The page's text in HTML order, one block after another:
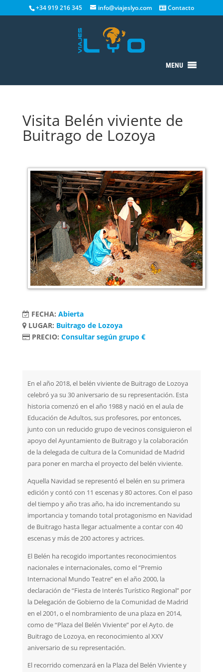
+34 919 216 345 info@viajeslyo.com Contacto
MENU
Visita Belén viviente de
Buitrago de Lozoya
FECHA: Abierta
LUGAR: Buitrago de Lozoya
PRECIO: Consultar según grupo €
En el año 2018, el belén viviente de Buitrago de Lozoya
celebró ya su 30 aniversario de su representación. Esta
historia comenzó en el año 1988 y nació en el aula de
Educación de Adultos, sus profesores, por entonces,
junto con un reducido grupo de vecinos consiguieron el
apoyo del Ayuntamiento de Buitrago y la colaboración
de la delegada de cultura de la Comunidad de Madrid
para poner en marcha el proyecto del belén viviente.
Aquella Navidad se representó el belén en su primera
edición y contó con 11 escenas y 80 actores. Con el paso
del tiempo y año tras año, ha ido incrementando su
importancia y tomando total protagonismo en Navidad
de Buitrago hasta llegar actualmente a contar con 40
escenas y más de 200 actores y actrices.
El Belén ha recogido importantes reconocimientos
nacionales e internacionales, como el “Premio
Internacional Mundo Teatre” en el año 2000, la
declaración de “Fiesta de Interés Turístico Regional” por
la Delegación de Gobierno de la Comunidad de Madrid
en el 2001, o el nombramiento de una plaza en 2014,
como de “Plaza del Belén Viviente” por el Ayto. de
Buitrago de Lozoya, en reconocimiento al XXV
aniversario de su representación.
El recorrido comenzará en la Plaza del Belén Viviente y